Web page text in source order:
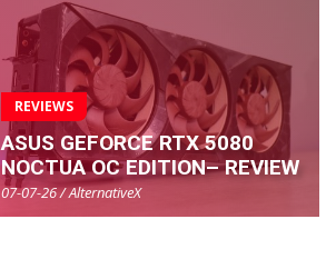
REVIEWS
ASUS GEFORCE RTX 5080
NOCTUA OC EDITION– REVIEW
07-07-26 / AlternativeX